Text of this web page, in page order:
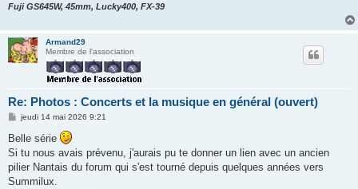
Fuji GS645W, 45mm, Lucky400, FX-39
Armand29
Membre de l'association
Re: Photos : Concerts et la musique en général (ouvert)
M
s
s
a
g
e
jeudi 14 mai 2026 9:21
Belle série
Si tu nous avais prévenu, j'aurais pu te donner un lien avec un ancien
pilier Nantais du forum qui s'est tourné depuis quelques années vers
Summilux.